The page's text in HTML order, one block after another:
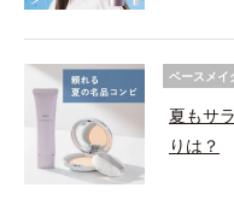
ベースメイ
夏もサ
りは？